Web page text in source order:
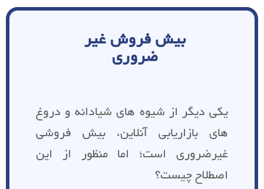
بیش فروش غیر
ضروری
یکی دیگر از شیوه های شیادانه و دروغ
های بازاریابی آنلاین، بیش فروشی
غیرضروری است؛ اما منظور از این
اصطلاح چیست؟